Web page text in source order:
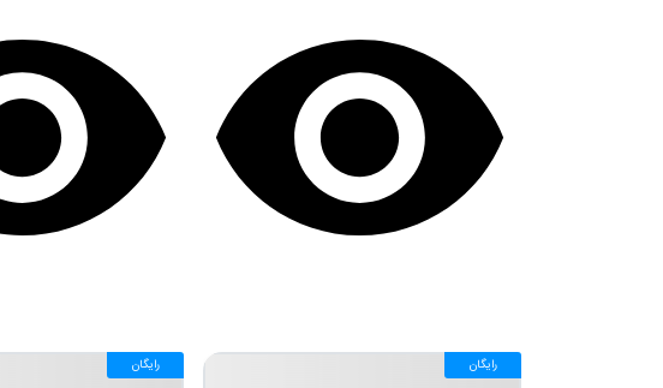
رایگان رایگان